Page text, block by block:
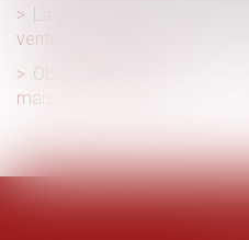
La garantie décennale
vente d’une maison
Obligation de délivrance : le
maison accessible
<< < 1 2 3